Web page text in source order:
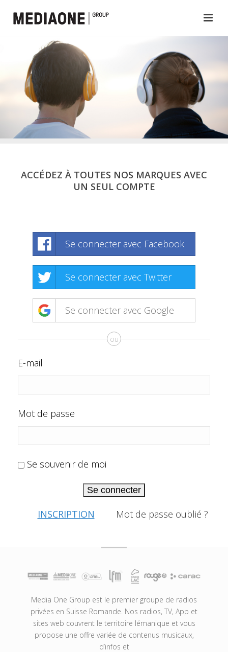
ACCÉDEZ À TOUTES NOS MARQUES AVEC
UN SEUL COMPTE
Se connecter avec Facebook
Se connecter avec Twitter
Se connecter avec Google
ou
E-mail
Mot de passe
Se souvenir de moi
Se connecter
INSCRIPTION Mot de passe oublié ?
Media One Group est le premier groupe de radios
privées en Suisse Romande. Nos radios, TV, App et
sites web couvrent le territoire lémanique et vous
propose une offre variée de contenus musicaux,
d’infos et